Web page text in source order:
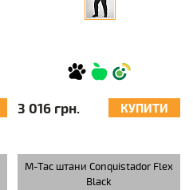
3 016 грн. КУПИТИ
M-Tac штани Conquistador Flex
Black